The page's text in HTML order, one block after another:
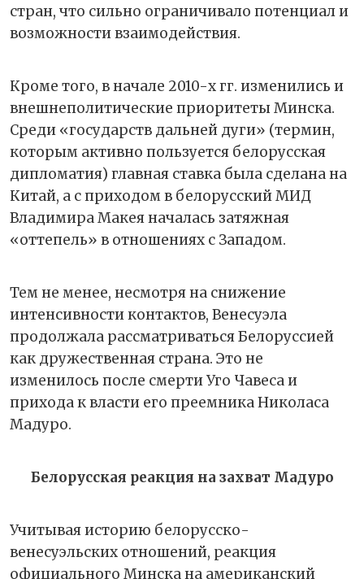
стран, что сильно ограничивало потенциал и
возможности взаимодействия.
Кроме того, в начале 2010-х гг. изменились и
внешнеполитические приоритеты Минска.
Среди «государств дальней дуги» (термин,
которым активно пользуется белорусская
дипломатия) главная ставка была сделана на
Китай, а с приходом в белорусский МИД
Владимира Макея началась затяжная
«оттепель» в отношениях с Западом.
Тем не менее, несмотря на снижение
интенсивности контактов, Венесуэла
продолжала рассматриваться Белоруссией
как дружественная страна. Это не
изменилось после смерти Уго Чавеса и
прихода к власти его преемника Николаса
Мадуро.
Белорусская реакция на захват Мадуро
Учитывая историю белорусско-
венесуэльских отношений, реакция
официального Минска на американский